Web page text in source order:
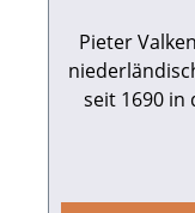
Pieter
seit 1690 in